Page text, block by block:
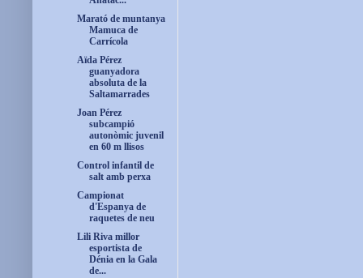
Marató de muntanya
Mamuca de
Carrícola
Aïda Pérez
guanyadora
absoluta de la
Saltamarrades
Joan Pérez
subcampió
autonòmic juvenil
en 60 m llisos
Control infantil de
salt amb perxa
Campionat
d'Espanya de
raquetes de neu
Lili Riva millor
esportista de
Dénia en la Gala
de...